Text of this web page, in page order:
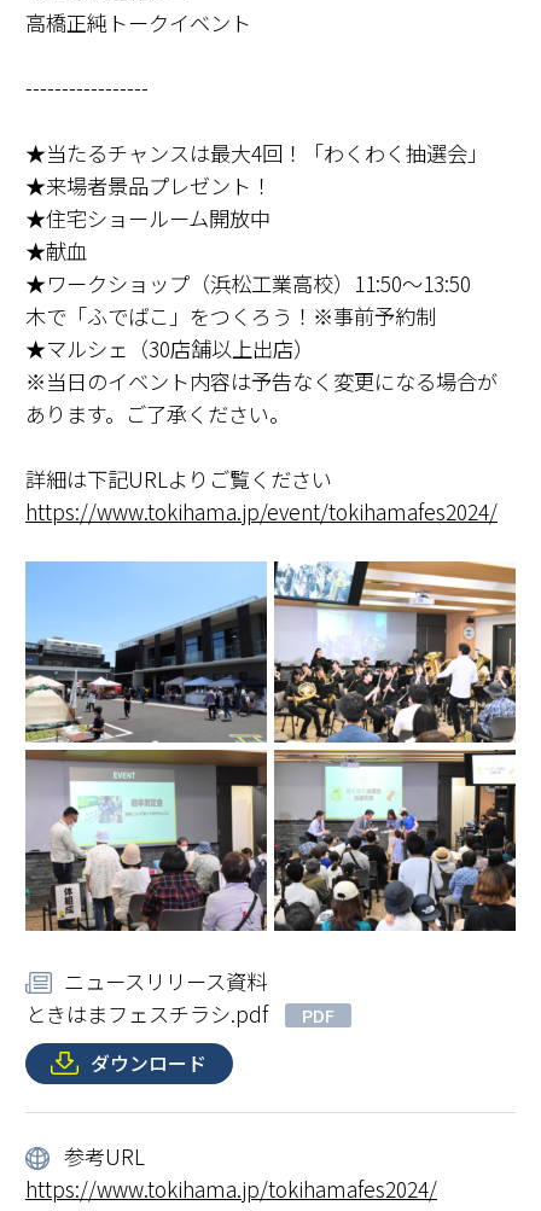
高橋正純トークイベント
-----------------
★当たるチャンスは最大4回！「わくわく抽選会」
★来場者景品プレゼント！
★住宅ショールーム開放中
★献血
★ワークショップ（浜松工業高校）11:50～13:50
木で「ふでばこ」をつくろう！※事前予約制
★マルシェ（30店舗以上出店）
※当日のイベント内容は予告なく変更になる場合が
あります。ご了承ください。
詳細は下記URLよりご覧ください
https://www.tokihama.jp/event/tokihamafes2024/
ニュースリリース資料
ときはまフェスチラシ.pdf
PDF
ダウンロード
参考URL
https://www.tokihama.jp/tokihamafes2024/